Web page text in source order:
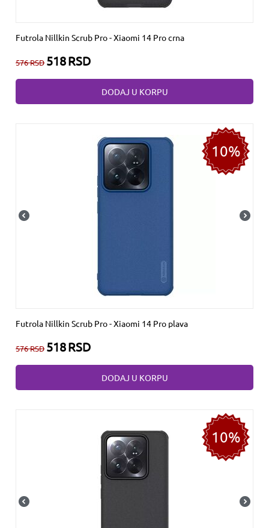
Futrola Nillkin Scrub Pro - Xiaomi 14 Pro crna
576RSD 518RSD
DODAJ U KORPU
10%
Futrola Nillkin Scrub Pro - Xiaomi 14 Pro plava
576RSD 518RSD
DODAJ U KORPU
10%